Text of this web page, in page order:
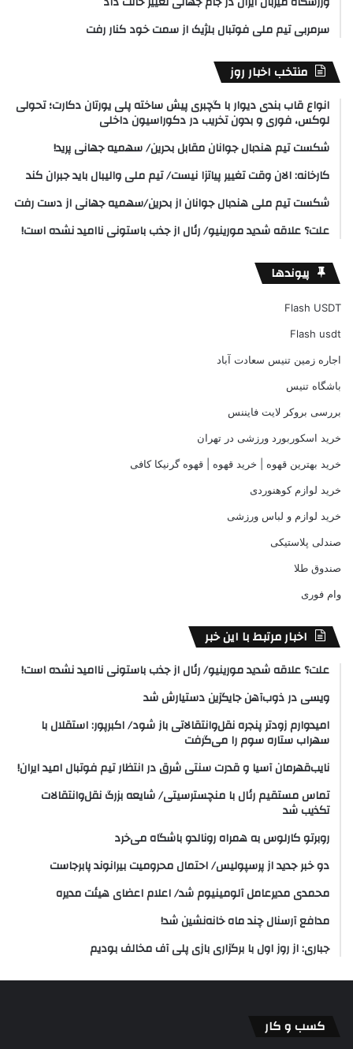
سرمربی تیم ملی فوتبال بلژیک از سمت خود کنار رفت
منتخب اخبار روز
انواع قاب بندی دیوار با گچبری پیش ساخته پلی یورتان دکارت؛ تحولی
لوکس، فوری و بدون تخریب در دکوراسیون داخلی
شکست تیم هندبال جوانان مقابل بحرین/ سهمیه جهانی پرید!
کارخانه: الان وقت تغییر پیاتزا نیست/ تیم ملی والیبال باید جبران کند
شکست تیم ملی هندبال جوانان از بحرین/سهمیه جهانی از دست رفت
علت؟ علاقه شدید مورینیو/ رئال از جذب باستونی ناامید نشده است!
پیوندها
Flash USDT
Flash usdt
اجاره زمین تنیس سعادت آباد
باشگاه تنیس
بررسی بروکر لایت فایننس
خرید اسکوربورد ورزشی در تهران
خرید بهترین قهوه | خرید قهوه | قهوه گرنیکا کافی
خرید لوازم کوهنوردی
خرید لوازم و لباس ورزشی
صندلی پلاستیکی
صندوق طلا
وام فوری
اخبار مرتبط با این خبر
علت؟ علاقه شدید مورینیو/ رئال از جذب باستونی ناامید نشده است!
ویسی در ذوب‌آهن جایگزین دستیارش شد
امیدوارم زودتر پنجره نقل‌وانتقالاتی باز شود/ اکبرپور: استقلال با
سهراب ستاره سوم را می‌گرفت
نایب‌قهرمان آسیا و قدرت سنتی شرق در انتظار تیم فوتبال امید ایران!
تماس مستقیم رئال با منچسترسیتی/ شایعه بزرگ نقل‌وانتقالات
تکذیب شد
روبرتو کارلوس به همراه رونالدو باشگاه می‌خرد
دو خبر جدید از پرسپولیس/ احتمال محرومیت بیرانوند پابرجاست
محمدی مدیرعامل آلومینیوم شد/ اعلام اعضای هیئت‌ مدیره
مدافع آرسنال چند ماه خانه‌نشین شد!
جباری: از روز اول با برگزاری بازی پلی آف مخالف بودیم
کسب و کار